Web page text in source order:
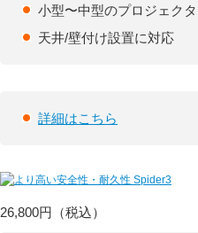
小型〜中型のプロジェク
天井/壁付け設置に対応
詳細はこちら
26,800円 （税込）